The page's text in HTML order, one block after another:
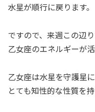
水星が順行に戻ります。
ですので、来週この辺
乙女座のエネルギーが活
乙女座は水星を守護星
とても知性的な性質を持